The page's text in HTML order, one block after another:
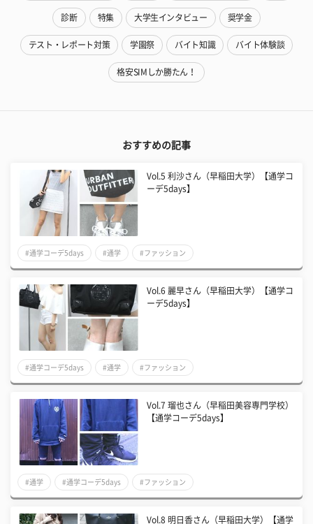
診断 特集 大学生インタビュー 奨学金
テスト・レポート対策 学園祭 バイト知識 バイト体験談
格安SIMしか勝たん！
おすすめの記事
Vol.5 利沙さん（早稲田大学）【通学コ
ーデ5days】
#通学コーデ5days #通学 #ファッション
Vol.6 麗早さん（早稲田大学）【通学コ
ーデ5days】
#通学コーデ5days #通学 #ファッション
Vol.7 瑠也さん（早稲田美容専門学校）
【通学コーデ5days】
#通学 #通学コーデ5days #ファッション
Vol.8 明日香さん（早稲田大学）【通学